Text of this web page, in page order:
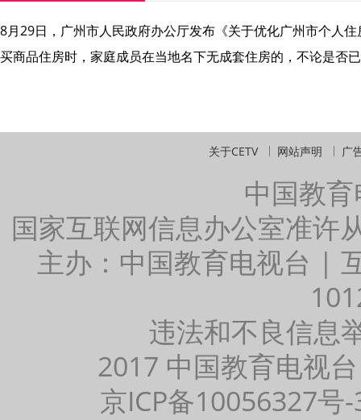
8月29日，广州市人民政府办公厅发布《关于优化广州市个人
买商品住房时，家庭成员在当地名下无成套住房的，不论是否
关于CETV 网站声明 广
中国教
国家互联网信息办公室准许
主办：中国教育电视台 |
违法和不良信息
2017 中国教育电视
京ICP备10056327号